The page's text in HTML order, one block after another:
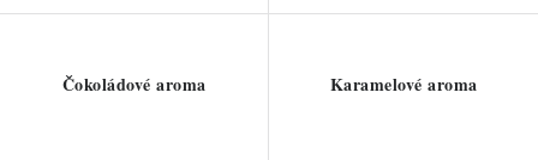
Čokoládové aroma Karamelové aroma